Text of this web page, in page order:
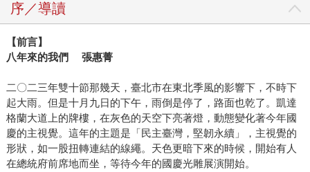
序／導讀
【前言】
八年來的我們 張惠菁
二〇二三年雙十節那幾天，臺北市在東北季風的影響下，不時下
起大雨。但是十月九日的下午，雨倒是停了，路面也乾了。凱達
格蘭大道上的牌樓，在灰色的天空下亮著燈，動態變化著今年國
慶的主視覺。這年的主題是「民主臺灣，堅韌永續」，主視覺的
形狀，如一股扭轉連結的線繩。天色更暗下來的時候，開始有人
在總統府前席地而坐，等待今年的國慶光雕展演開始。